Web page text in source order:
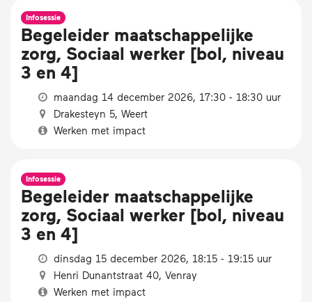
Infosessie
Begeleider maatschappelijke
zorg, Sociaal werker [bol, niveau
3 en 4]
maandag 14 december 2026, 17:30 - 18:30 uur
Drakesteyn 5, Weert
Werken met impact
Infosessie
Begeleider maatschappelijke
zorg, Sociaal werker [bol, niveau
3 en 4]
dinsdag 15 december 2026, 18:15 - 19:15 uur
Henri Dunantstraat 40, Venray
Werken met impact